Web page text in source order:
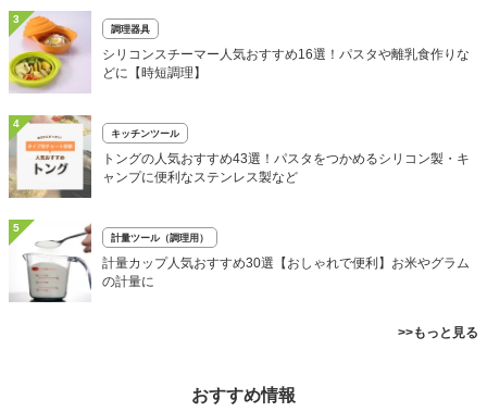
3
調理器具
シリコンスチーマー人気おすすめ16選！パスタや離乳食作りな
どに【時短調理】
4
キッチンツール
トングの人気おすすめ43選！パスタをつかめるシリコン製・キ
ャンプに便利なステンレス製など
5
計量ツール（調理用）
計量カップ人気おすすめ30選【おしゃれで便利】お米やグラム
の計量に
>>もっと見る
おすすめ情報